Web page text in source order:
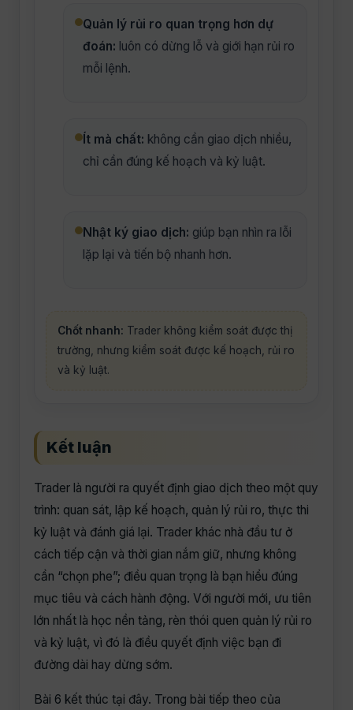
Quản lý rủi ro quan trọng hơn dự
đoán: luôn có dừng lỗ và giới hạn rủi ro
mỗi lệnh.
Ít mà chất: không cần giao dịch nhiều,
chỉ cần đúng kế hoạch và kỷ luật.
Nhật ký giao dịch: giúp bạn nhìn ra lỗi
lặp lại và tiến bộ nhanh hơn.
Chốt nhanh: Trader không kiểm soát được thị
trường, nhưng kiểm soát được kế hoạch, rủi ro
và kỷ luật.
Kết luận
Trader là người ra quyết định giao dịch theo một quy
trình: quan sát, lập kế hoạch, quản lý rủi ro, thực thi
kỷ luật và đánh giá lại. Trader khác nhà đầu tư ở
cách tiếp cận và thời gian nắm giữ, nhưng không
cần “chọn phe”; điều quan trọng là bạn hiểu đúng
mục tiêu và cách hành động. Với người mới, ưu tiên
lớn nhất là học nền tảng, rèn thói quen quản lý rủi ro
và kỷ luật, vì đó là điều quyết định việc bạn đi
đường dài hay dừng sớm.
Bài 6 kết thúc tại đây. Trong bài tiếp theo của